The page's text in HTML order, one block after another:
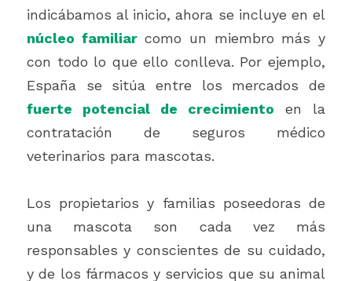
núcleo familiar como un miembro más y
con todo lo que ello conlleva. Por ejemplo,
fuerte potencial de crecimiento en la
contratación de seguros médico
veterinarios para mascotas.
Los propietarios y familias poseedoras de
una mascota son cada vez más
responsables y conscientes de su cuidado,
y de los fármacos y servicios que su animal